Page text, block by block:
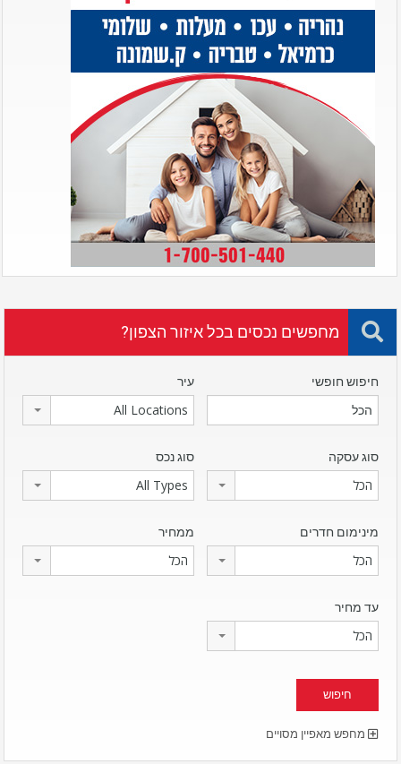
מחפשים נכסים בכל איזור הצפון?
חיפוש חופשי עיר
All Locations
סוג עסקה
הכל
סוג נכס
All Types
מינימום חדרים
הכל
ממחיר
הכל
עד מחיר
הכל
מחפש מאפיין מסויים